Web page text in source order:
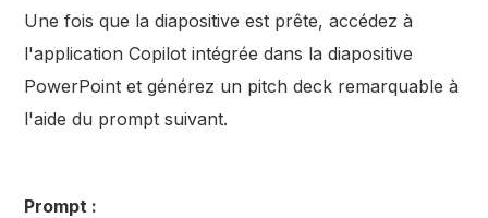
Une fois que la diapositive est prête, accédez à
l'application Copilot intégrée dans la diapositive
PowerPoint et générez un pitch deck remarquable à
l'aide du prompt suivant.
Prompt :